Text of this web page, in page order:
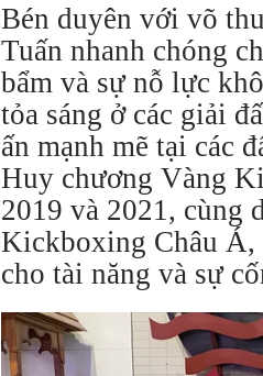
Bén duyên với võ
Tuấn nhanh chóng
bẩm và sự nỗ lực
tỏa sáng ở các giải
ấn mạnh mẽ tại các
Huy chương Vàng
2019 và 2021, cùng
Kickboxing Châu Á,
cho tài năng và sự